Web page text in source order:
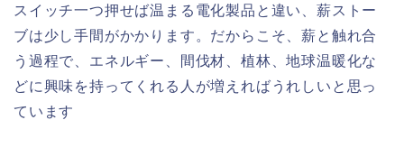
スイッチ一つ押せば温まる電化製品と違い、薪ストー
ブは少し手間がかかります。だからこそ、薪と触れ合
う過程で、エネルギー、間伐材、植林、地球温暖化な
どに興味を持ってくれる人が増えればうれしいと思っ
ています